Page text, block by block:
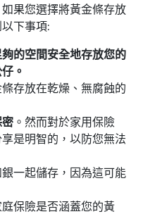
果您選擇將黃金條存放
下事項:
的空間安全地存放您的
。
存放在乾燥、無腐蝕的
。然而對於家用保險
是明智的，以防您無法
一起儲存，因為這可能
保險是否涵蓋您的黃